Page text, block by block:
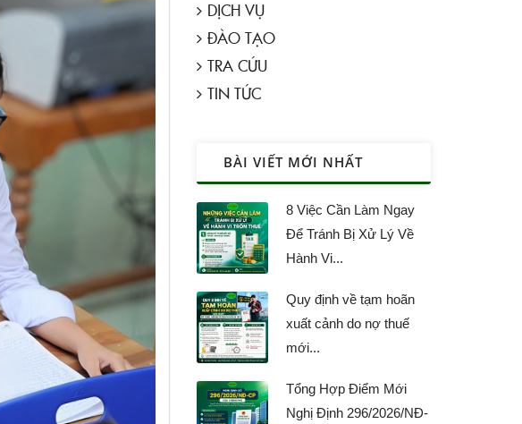
DỊCH VỤ
ĐÀO TẠO
TRA CỨU
TIN TỨC
BÀI VIẾT MỚI NHẤT
8 Việc Cần Làm Ngay
Để Tránh Bị Xử Lý Về
Hành Vi...
Quy định về tạm hoãn
xuất cảnh do nợ thuế
mới...
Tổng Hợp Điểm Mới
Nghị Định 296/2026/NĐ-